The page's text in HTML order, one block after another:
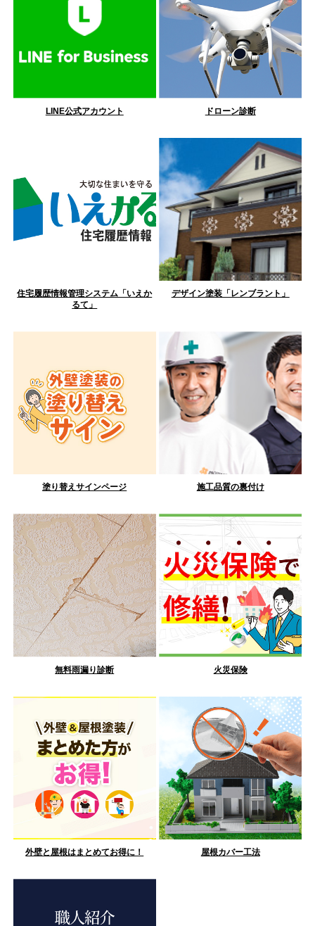
LINE公式アカウント ドローン診断
住宅履歴情報管理システム「いえか
るて」
デザイン塗装「レンブラント」
塗り替えサインページ 施工品質の裏付け
無料雨漏り診断 火災保険
外壁と屋根はまとめてお得に！ 屋根カバー工法